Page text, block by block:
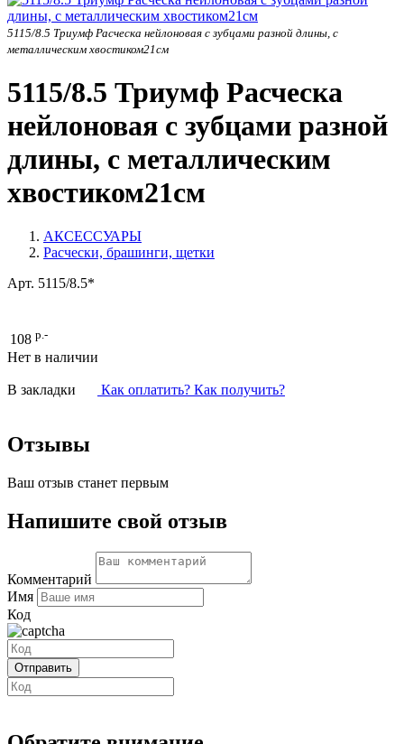
5115/8.5 Триумф Расческа нейлоновая с зубцами разной длины, с
металлическим хвостиком21см
5115/8.5 Триумф Расческа
нейлоновая с зубцами разной
длины, с металлическим
хвостиком21см
АКСЕССУАРЫ
Расчески, брашинги, щетки
Арт. 5115/8.5*
108 р.-
Нет в наличии
В закладки Как оплатить? Как получить?
Отзывы
Ваш отзыв станет первым
Напишите свой отзыв
Комментарий
Имя
Код